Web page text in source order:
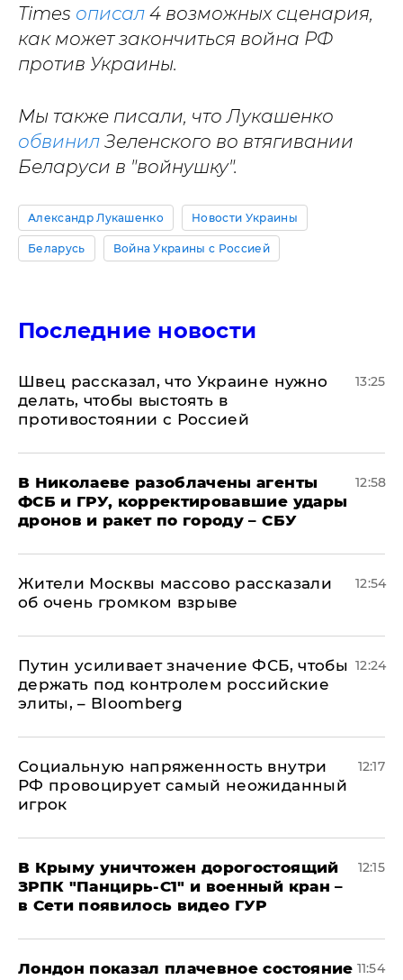
Times описал 4 возможных сценария,
как может закончиться война РФ
против Украины.
Мы также писали, что Лукашенко
обвинил Зеленского во втягивании
Беларуси в "войнушку".
Александр Лукашенко Новости Украины
Беларусь Война Украины с Россией
Последние новости
Швец рассказал, что Украине нужно
делать, чтобы выстоять в
противостоянии с Россией
13:25
В Николаеве разоблачены агенты
ФСБ и ГРУ, корректировавшие удары
дронов и ракет по городу – СБУ
12:58
Жители Москвы массово рассказали
об очень громком взрыве
12:54
Путин усиливает значение ФСБ, чтобы
держать под контролем российские
элиты, – Bloomberg
12:24
Социальную напряженность внутри
РФ провоцирует самый неожиданный
игрок
12:17
В Крыму уничтожен дорогостоящий
ЗРПК "Панцирь-С1" и военный кран –
в Сети появилось видео ГУР
12:15
Лондон показал плачевное состояние 11:54